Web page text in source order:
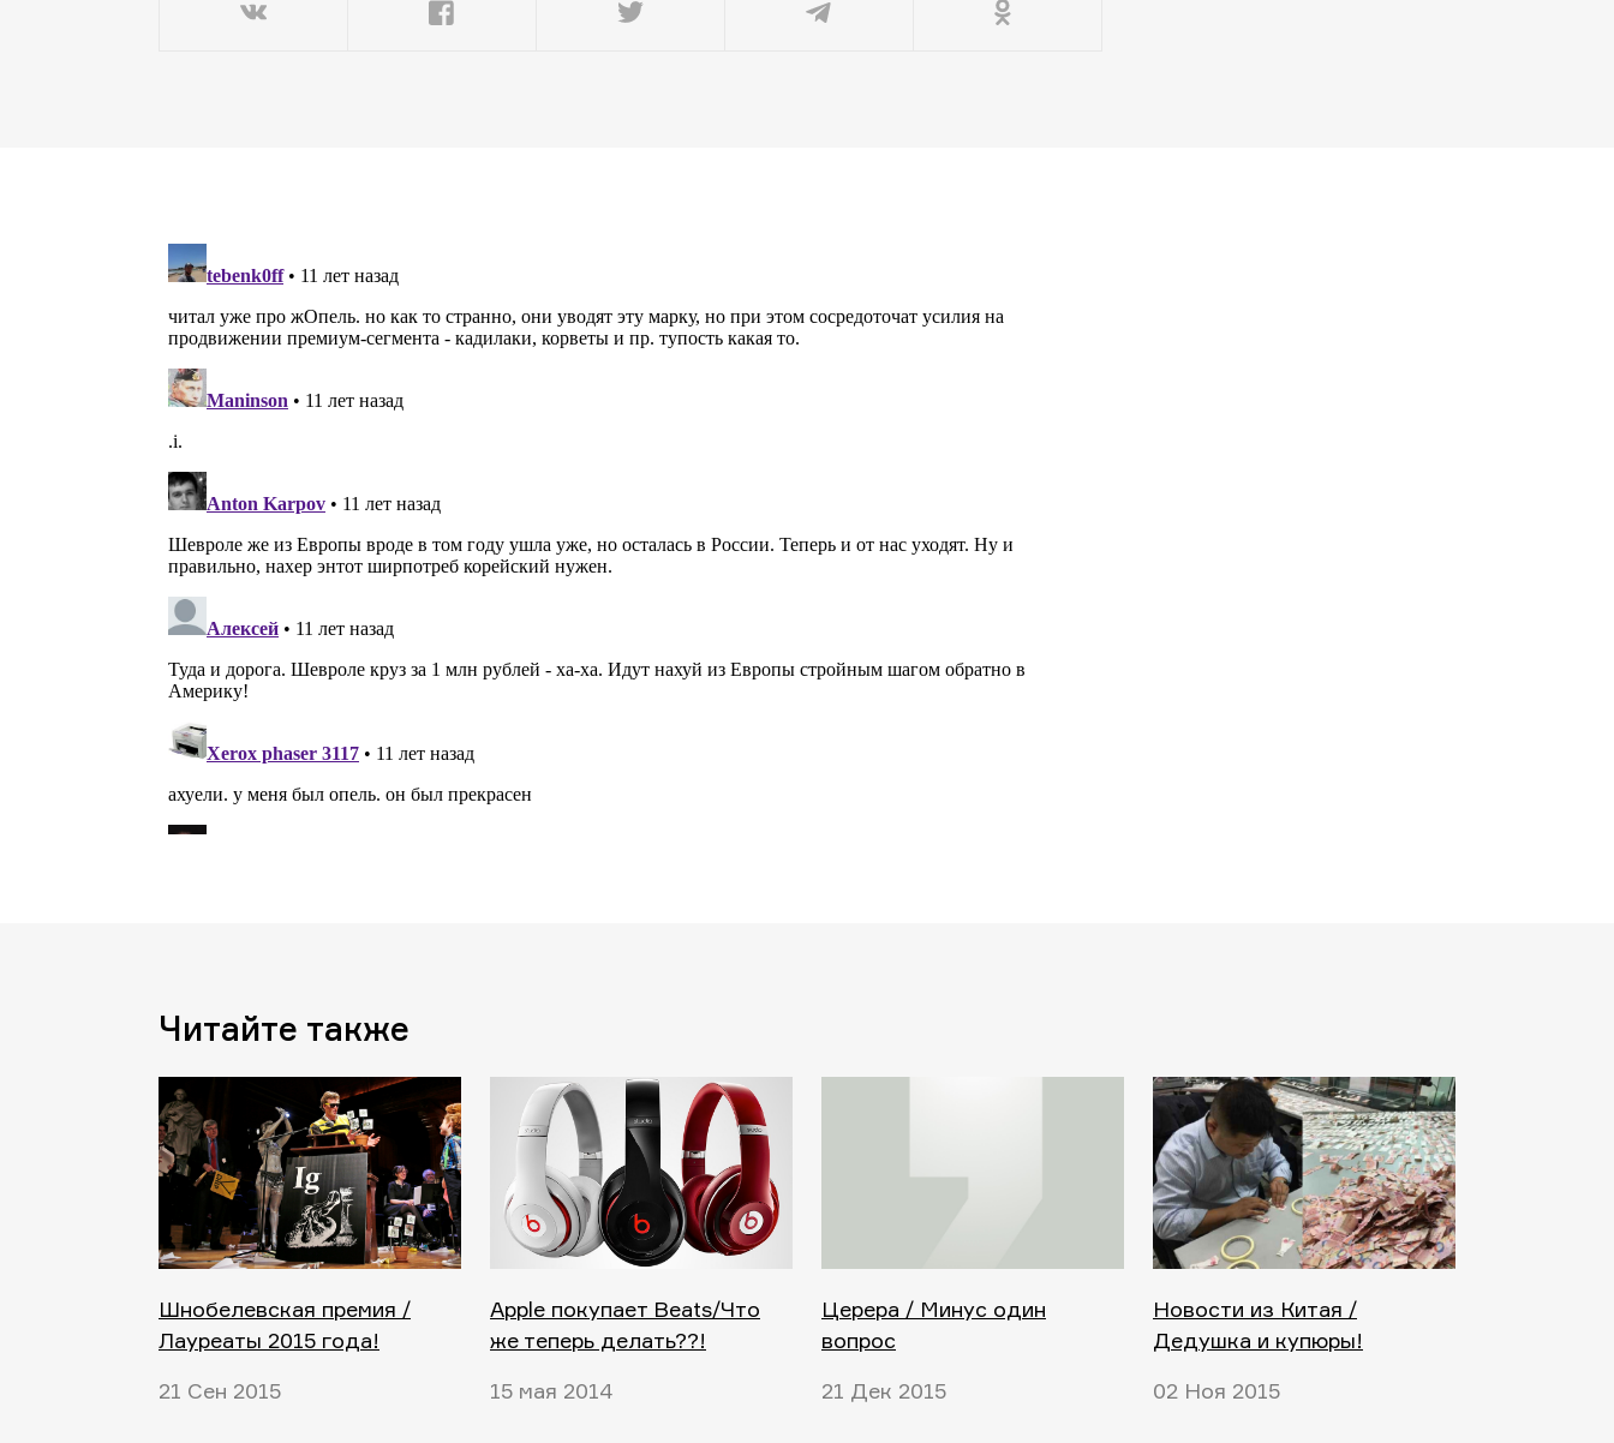
Читайте также
Шнобелевская премия /
Лауреаты 2015 года!
21 Сен 2015
Apple покупает Beats/Что
же теперь делать??!
15 мая 2014
Церера / Минус один
вопрос
21 Дек 2015
Новости из Китая /
Дедушка и купюры!
02 Ноя 2015